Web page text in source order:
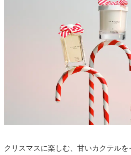
クリスマスに楽しむ、甘いカクテル